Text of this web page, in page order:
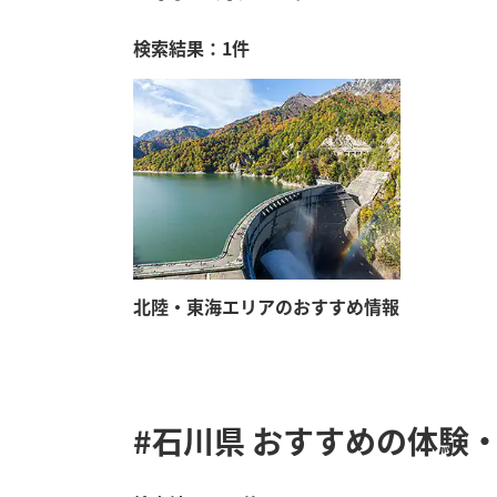
検索結果：1件
北陸・東海エリアのおすすめ情報
#石川県 おすすめの体験